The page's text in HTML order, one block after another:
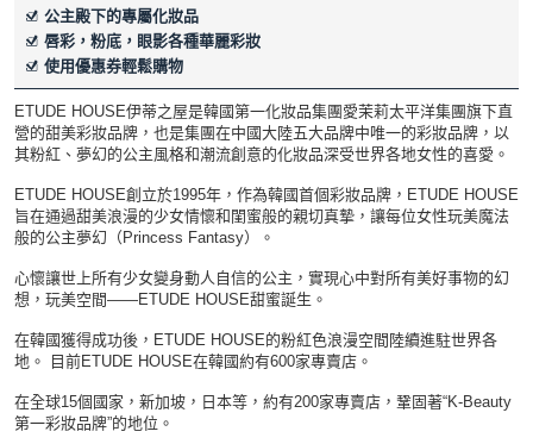
公主殿下的專屬化妝品
唇彩，粉底，眼影各種華麗彩妝
使用優惠券輕鬆購物
ETUDE HOUSE伊蒂之屋是韓國第一化妝品集團愛茉莉太平洋集團旗下直
營的甜美彩妝品牌，也是集團在中國大陸五大品牌中唯一的彩妝品牌，以
其粉紅、夢幻的公主風格和潮流創意的化妝品深受世界各地女性的喜愛。
ETUDE HOUSE創立於1995年，作為韓國首個彩妝品牌，ETUDE HOUSE
旨在通過甜美浪漫的少女情懷和閨蜜般的親切真摯，讓每位女性玩美魔法
般的公主夢幻（Princess Fantasy）。
心懷讓世上所有少女變身動人自信的公主，實現心中對所有美好事物的幻
想，玩美空間——ETUDE HOUSE甜蜜誕生。
在韓國獲得成功後，ETUDE HOUSE的粉紅色浪漫空間陸續進駐世界各
地。 目前ETUDE HOUSE在韓國約有600家專賣店。
在全球15個國家，新加坡，日本等，約有200家專賣店，鞏固著“K-Beauty
第一彩妝品牌”的地位。